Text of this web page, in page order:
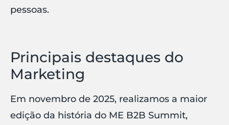
pessoas.
Principais destaques do
Marketing
Em novembro de 2025, realizamos a maior
edição da história do ME B2B Summit,